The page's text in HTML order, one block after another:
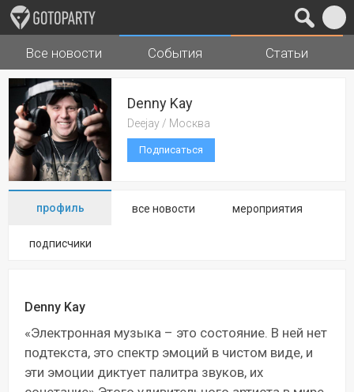
Города Музыка
Все новости События Статьи
Denny Kay
Deejay / Москва
Подписаться
профиль все новости мероприятия
подписчики
Denny Kay
«Электронная музыка – это состояние. В ней нет
подтекста, это спектр эмоций в чистом виде, и
эти эмоции диктует палитра звуков, их